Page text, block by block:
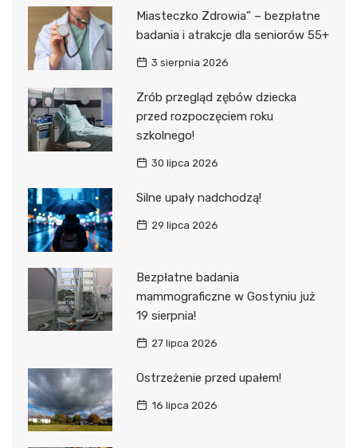
Miasteczko Zdrowia” – bezpłatne
badania i atrakcje dla seniorów 55+
3 sierpnia 2026
Zrób przegląd zębów dziecka
przed rozpoczęciem roku
szkolnego!
30 lipca 2026
Silne upały nadchodzą!
29 lipca 2026
Bezpłatne badania
mammograficzne w Gostyniu już
19 sierpnia!
27 lipca 2026
Ostrzeżenie przed upałem!
16 lipca 2026